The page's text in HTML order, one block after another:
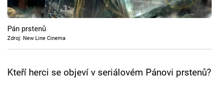
Cool Esport
Pořady
Pán prstenů
Zdroj: New Line Cinema
Kteří herci se objeví v seriálovém Pánovi prstenů?